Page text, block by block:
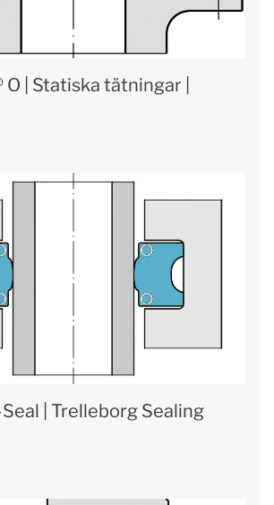
| Statiska tätningar |
| Trelleborg Sealing